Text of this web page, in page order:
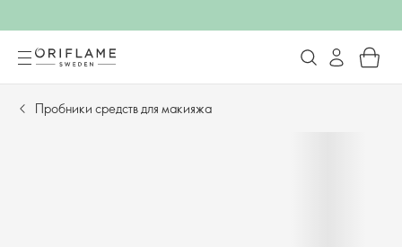
Пробники средств для макияжа